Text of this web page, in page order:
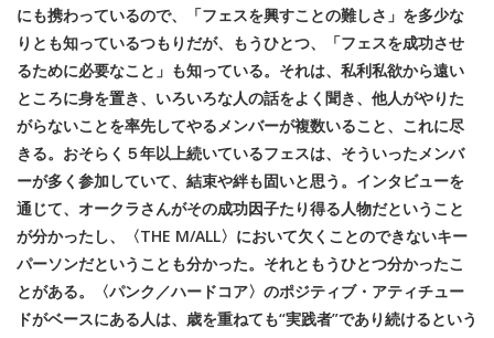
にも携わっているので、「フェスを興すことの難しさ」を多少な
りとも知っているつもりだが、もうひとつ、「フェスを成功させ
るために必要なこと」も知っている。それは、私利私欲から遠い
ところに身を置き、いろいろな人の話をよく聞き、他人がやりた
がらないことを率先してやるメンバーが複数いること、これに尽
きる。おそらく５年以上続いているフェスは、そういったメンバ
ーが多く参加していて、結束や絆も固いと思う。インタビューを
通じて、オークラさんがその成功因子たり得る人物だということ
が分かったし、〈THE M/ALL〉において欠くことのできないキー
パーソンだということも分かった。それともうひとつ分かったこ
とがある。〈パンク／ハードコア〉のポジティブ・アティチュー
ドがベースにある人は、歳を重ねても“実践者”であり続けるという